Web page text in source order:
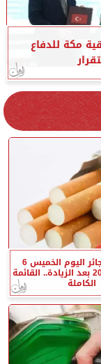
مكة للدفاع
أسعار السجائر اليوم الخميس 6
أغسطس 2026 بعد الزيادة.. القائمة
الكاملة